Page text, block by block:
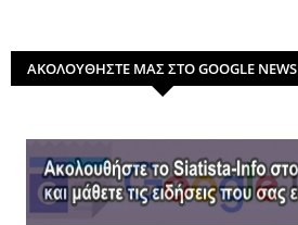
ΑΚΟΛΟΥΘΗΣΤΕ ΜΑΣ ΣΤΟ GOOGLE NEWS